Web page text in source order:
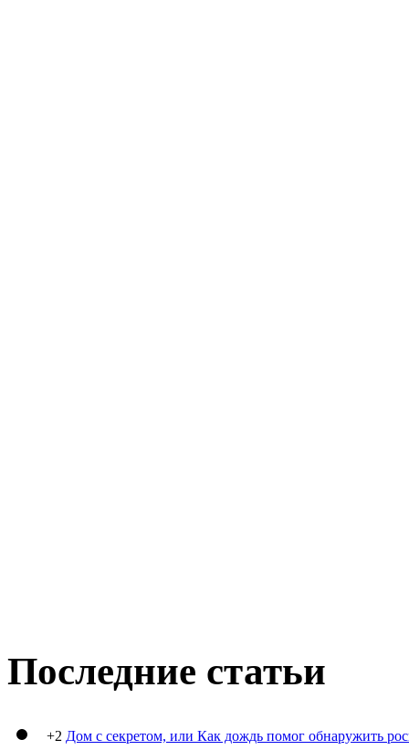
Последние статьи
+2 Дом с секретом, или Как дождь помог обнаружить